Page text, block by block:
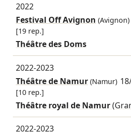
2022
Festival Off Avignon (Avignon)
[19 rep.]
Théâtre des Doms
2022-2023
Théâtre de Namur(Namur)
[10 rep.]
Théâtre royal de Namur
2022-2023